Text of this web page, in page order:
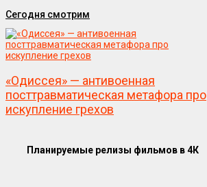
Сегодня смотрим
«Одиссея» — антивоенная
посттравматическая метафора про
искупление грехов
Планируемые релизы фильмов в 4К